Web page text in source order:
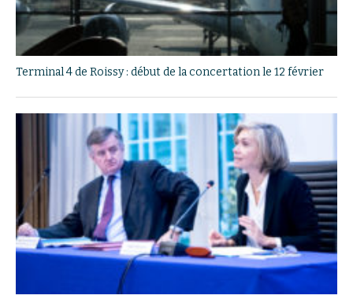
Terminal 4 de Roissy : début de la concertation le 12 février